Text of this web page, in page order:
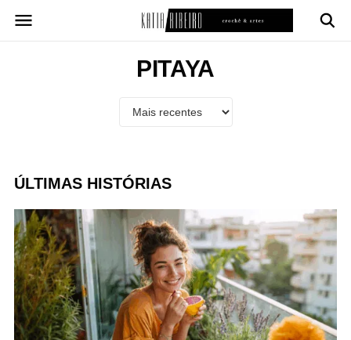
para
PITAYA
ÚLTIMAS HISTÓRIAS